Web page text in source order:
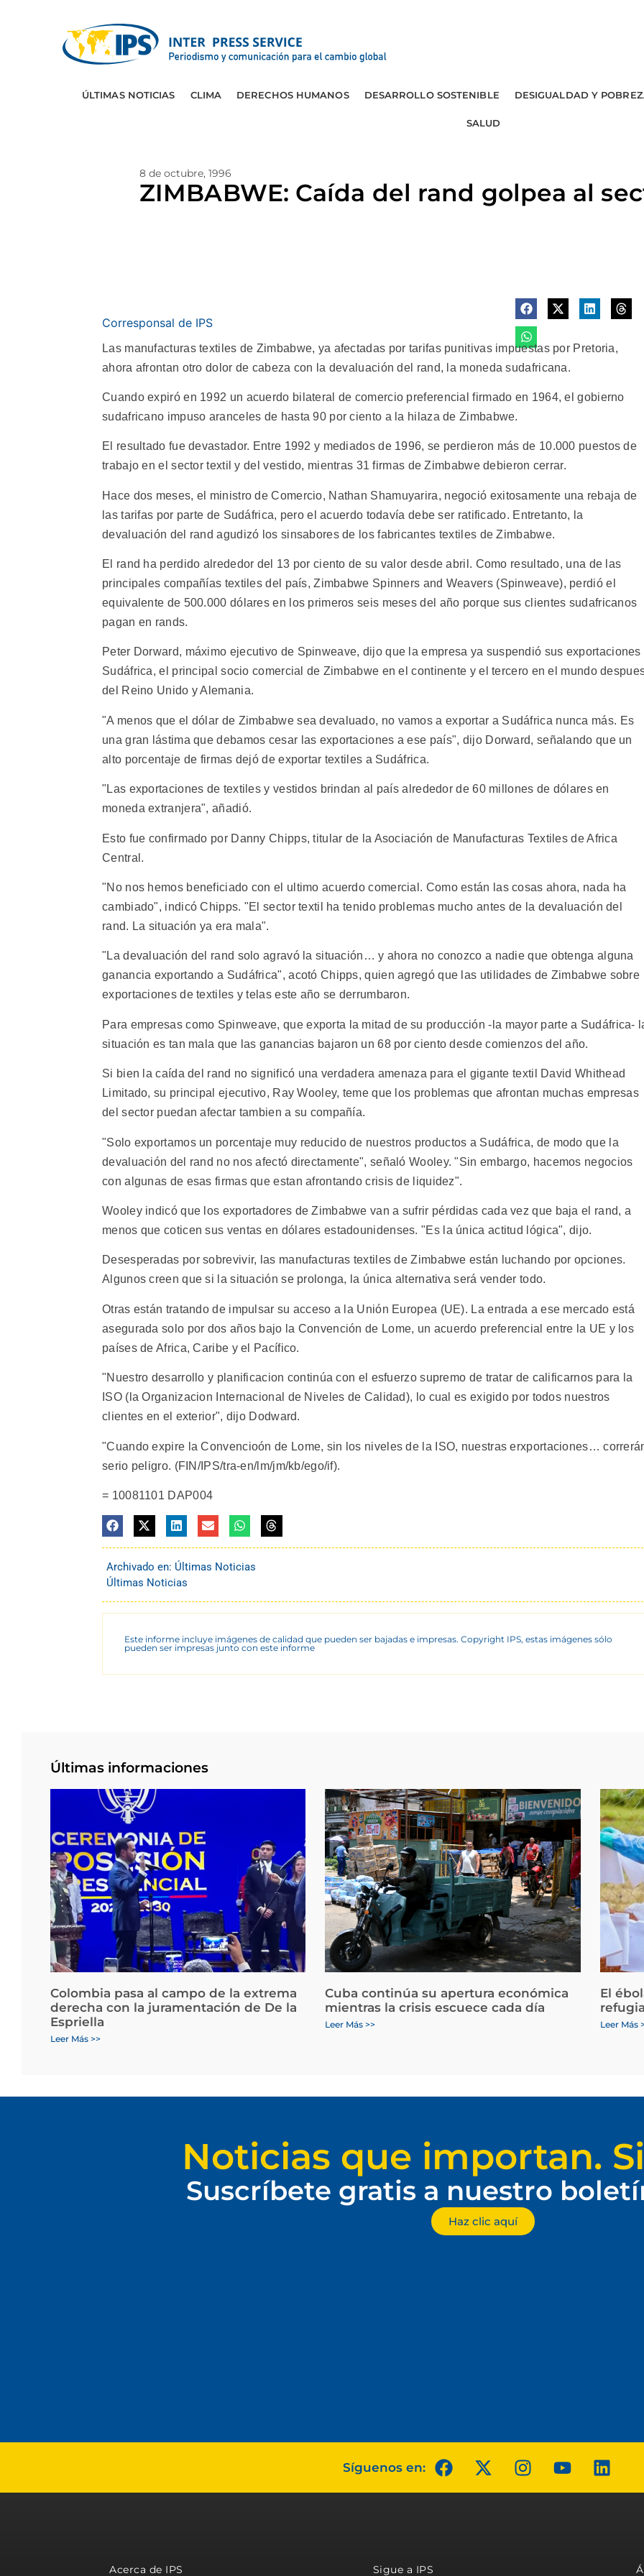
ÚLTIMAS NOTICIAS CLIMA DERECHOS HUMANOS DESARROLLO SOSTENIBLE DESIGUALDAD Y
SALUD
8 de octubre, 1996
ZIMBABWE: Caída del rand golpea al
Corresponsal de IPS
Las manufacturas textiles de Zimbabwe, ya afectadas por tarifas punitivas impuestas por Pretoria,
ahora afrontan otro dolor de cabeza con la devaluación del rand, la moneda sudafricana.
Cuando expiró en 1992 un acuerdo bilateral de comercio preferencial firmado en 1964, el gobierno
sudafricano impuso aranceles de hasta 90 por ciento a la hilaza de Zimbabwe.
El resultado fue devastador. Entre 1992 y mediados de 1996, se perdieron más de 10.000 puestos de
trabajo en el sector textil y del vestido, mientras 31 firmas de Zimbabwe debieron cerrar.
Hace dos meses, el ministro de Comercio, Nathan Shamuyarira, negoció exitosamente una rebaja de
las tarifas por parte de Sudáfrica, pero el acuerdo todavía debe ser ratificado. Entretanto, la
devaluación del rand agudizó los sinsabores de los fabricantes textiles de Zimbabwe.
El rand ha perdido alrededor del 13 por ciento de su valor desde abril. Como resultado, una de las
principales compañías textiles del país, Zimbabwe Spinners and Weavers (Spinweave), perdió el
equivalente de 500.000 dólares en los primeros seis meses del año porque sus clientes sudafricanos
pagan en rands.
Peter Dorward, máximo ejecutivo de Spinweave, dijo que la empresa ya suspendió sus exportaciones
Sudáfrica, el principal socio comercial de Zimbabwe en el continente y el tercero en el mundo
del Reino Unido y Alemania.
"A menos que el dólar de Zimbabwe sea devaluado, no vamos a exportar a Sudáfrica nunca más. Es
una gran lástima que debamos cesar las exportaciones a ese país", dijo Dorward, señalando que un
alto porcentaje de firmas dejó de exportar textiles a Sudáfrica.
"Las exportaciones de textiles y vestidos brindan al país alrededor de 60 millones de dólares en
moneda extranjera", añadió.
Esto fue confirmado por Danny Chipps, titular de la Asociación de Manufacturas Textiles de Africa
Central.
"No nos hemos beneficiado con el ultimo acuerdo comercial. Como están las cosas ahora, nada ha
cambiado", indicó Chipps. "El sector textil ha tenido problemas mucho antes de la devaluación del
rand. La situación ya era mala".
"La devaluación del rand solo agravó la situación… y ahora no conozco a nadie que obtenga alguna
ganancia exportando a Sudáfrica", acotó Chipps, quien agregó que las utilidades de Zimbabwe sobre
exportaciones de textiles y telas este año se derrumbaron.
Para empresas como Spinweave, que exporta la mitad de su producción -la mayor parte a Sudáfrica-
situación es tan mala que las ganancias bajaron un 68 por ciento desde comienzos del año.
Si bien la caída del rand no significó una verdadera amenaza para el gigante textil David Whithead
Limitado, su principal ejecutivo, Ray Wooley, teme que los problemas que afrontan muchas empresas
del sector puedan afectar tambien a su compañía.
"Solo exportamos un porcentaje muy reducido de nuestros productos a Sudáfrica, de modo que la
devaluación del rand no nos afectó directamente", señaló Wooley. "Sin embargo, hacemos negocios
con algunas de esas firmas que estan afrontando crisis de liquidez".
Wooley indicó que los exportadores de Zimbabwe van a sufrir pérdidas cada vez que baja el rand, a
menos que coticen sus ventas en dólares estadounidenses. "Es la única actitud lógica", dijo.
Desesperadas por sobrevivir, las manufacturas textiles de Zimbabwe están luchando por opciones.
Algunos creen que si la situación se prolonga, la única alternativa será vender todo.
Otras están tratando de impulsar su acceso a la Unión Europea (UE). La entrada a ese mercado está
asegurada solo por dos años bajo la Convención de Lome, un acuerdo preferencial entre la UE y los
países de Africa, Caribe y el Pacífico.
"Nuestro desarrollo y planificacion continúa con el esfuerzo supremo de tratar de calificarnos para la
ISO (la Organizacion Internacional de Niveles de Calidad), lo cual es exigido por todos nuestros
clientes en el exterior", dijo Dodward.
"Cuando expire la Convencioón de Lome, sin los niveles de la ISO, nuestras erxportaciones…
serio peligro. (FIN/IPS/tra-en/lm/jm/kb/ego/if).
= 10081101 DAP004
Archivado en: Últimas Noticias
Últimas Noticias
Este informe incluye imágenes de calidad que pueden ser bajadas e impresas. Copyright IPS, estas imágenes sólo
pueden ser impresas junto con este informe
Últimas informaciones
Colombia pasa al campo de la extrema
derecha con la juramentación de De la
Espriella
Leer Más >>
Cuba continúa su apertura económica
mientras la crisis escuece cada día
Leer Más >>
El
Leer Más
Noticias que importan.
Suscríbete gratis a nuestro
Haz clic aquí
Síguenos en:
Acerca de IPS Sigue a IPS